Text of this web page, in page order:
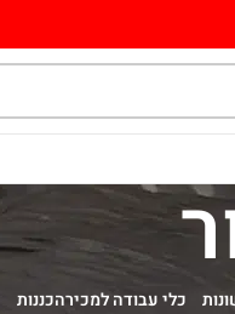
כלי עבודה למכירהכננות